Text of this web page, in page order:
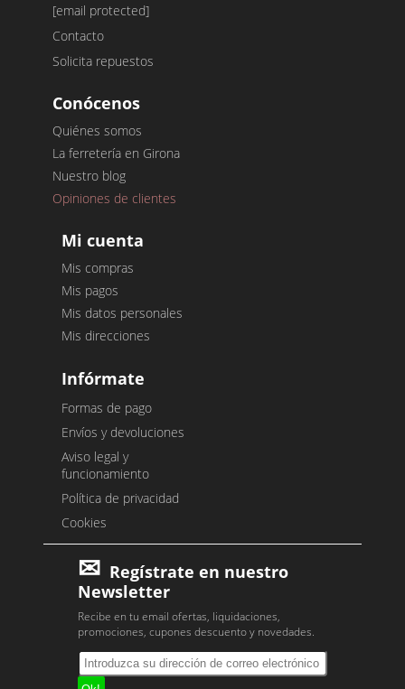
[email protected]
Contacto
Solicita repuestos
Conócenos
Quiénes somos
La ferretería en Girona
Nuestro blog
Opiniones de clientes
Mi cuenta
Mis compras
Mis pagos
Mis datos personales
Mis direcciones
Infórmate
Formas de pago
Envíos y devoluciones
Aviso legal y
funcionamiento
Política de privacidad
Cookies
Regístrate en nuestro
Newsletter
Recibe en tu email ofertas, liquidaciones,
promociones, cupones descuento y novedades.